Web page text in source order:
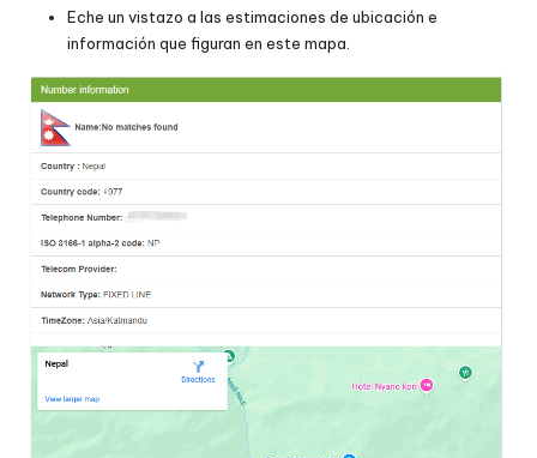
Eche un vistazo a las estimaciones de ubicación e
información que figuran en este mapa.